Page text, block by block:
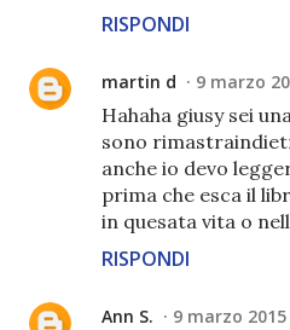
RISPONDI
martin d 9 marzo
Hahaha giusy sei
sono
anche io devo
prima che esca il
in quesata vita o
RISPONDI
Ann S. 9 marzo